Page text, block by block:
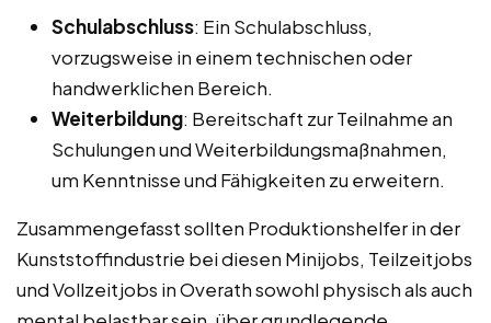
Schulabschluss: Ein Schulabschluss,
vorzugsweise in einem technischen oder
handwerklichen Bereich.
Weiterbildung: Bereitschaft zur Teilnahme an
Schulungen und Weiterbildungsmaßnahmen,
um Kenntnisse und Fähigkeiten zu erweitern.
Zusammengefasst sollten Produktionshelfer in der
Kunststoffindustrie bei diesen Minijobs, Teilzeitjobs
und Vollzeitjobs in Overath sowohl physisch als auch